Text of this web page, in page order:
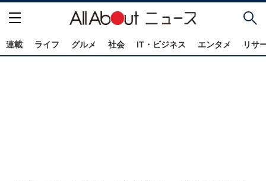
連載 ライフ グルメ 社会 IT・ビジネス エンタメ リサ